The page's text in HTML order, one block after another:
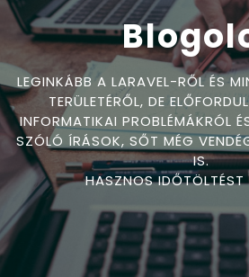
LEGINKÁBB A LARAVEL-RŐL ÉS
TERÜLETÉRŐL, DE
INFORMATIKAI PROBLÉMÁKRÓL
SZÓLÓ ÍRÁSOK, SŐT MÉG
IS.
HASZNOS